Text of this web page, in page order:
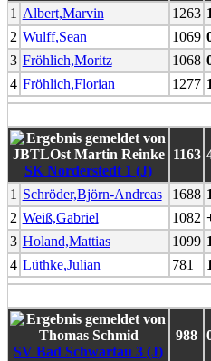
1 Albert,Marvin 1263
2 Wulff,Sean 1069
3 Fröhlich,Moritz 1068
4 Fröhlich,Florian 1277
SK Norderstedt 1 (J)
1163
1 Schröder,Björn-Andreas 1688
2 Weiß,Gabriel 1082
3 Holand,Mattias 1099
4 Lüthke,Julian 781
SV Bad Schwartau 3 (J)
988